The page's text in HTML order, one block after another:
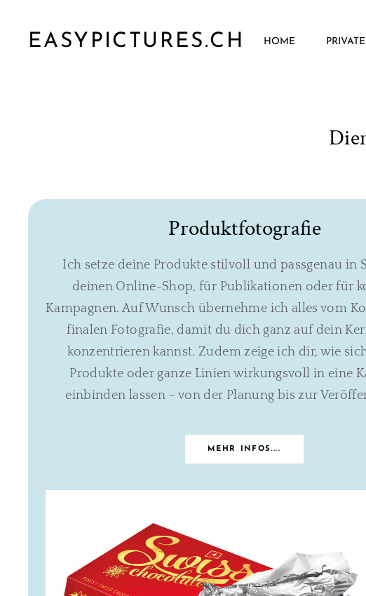
EASYPICTURES.CH HOME PRIVATE
Produktfotografie
Ich setze deine Produkte stilvoll und passgenau in
deinen Online-Shop, für Publikationen oder für
Kampagnen. Auf Wunsch übernehme ich alles vom
finalen Fotografie, damit du dich ganz auf dein
konzentrieren kannst. Zudem zeige ich dir, wie
Produkte oder ganze Linien wirkungsvoll in eine
einbinden lassen – von der Planung bis zur
MEHR INFOS....